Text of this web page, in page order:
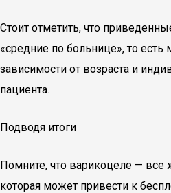
Стоит отметить, что
«средние по больнице», то есть
зависимости от возраста и
пациента.
Подводя итоги
Помните, что варикоцеле — все
которая может привести к